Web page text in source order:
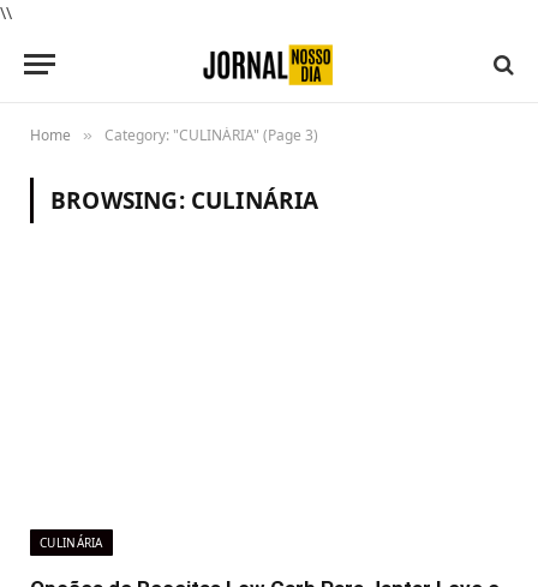
\\
Home » Category: "CULINÁRIA" (Page 3)
BROWSING: CULINÁRIA
CULINÁRIA